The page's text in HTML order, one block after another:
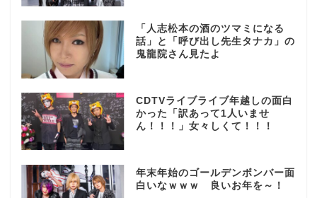
「人志松本の酒のツマミになる
話」と「呼び出し先生タナカ」の
鬼龍院さん見たよ
CDTVライブライブ年越しの面白
かった「訳あって1人いませ
ん！！！」女々しくて！！！
年末年始のゴールデンボンバー面
白いなｗｗｗ 良いお年を～！